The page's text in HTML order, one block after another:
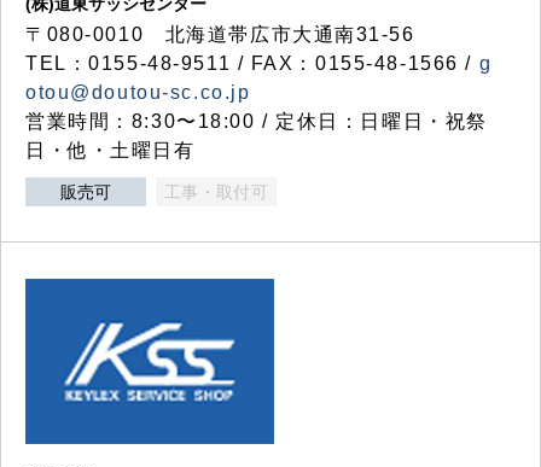
〒080-0010 北海道帯広市大通南31-56
TEL：0155-48-9511 / FAX：0155-48-1566 / g
otou@doutou-sc.co.jp
営業時間：8:30〜18:00 / 定休日：日曜日・祝祭
日・他・土曜日有
販売可 工事・取付可